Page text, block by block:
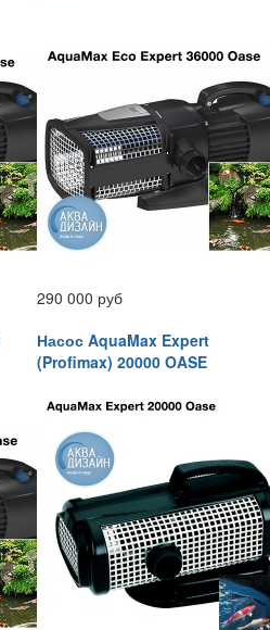
290 000 руб
Насос AquaMax Expert
(Profimax) 20000 OASE